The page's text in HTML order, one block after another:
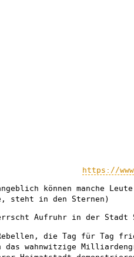
https://
können manche
steht in den Sternen)
Aufruhr in der Stadt
die Tag für Tag
das wahnwitzige